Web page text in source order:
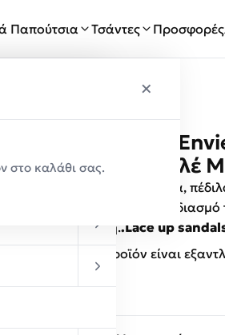
Παπούτσια Τσάντες Προσφορές
×
στο καλάθι σας.
Mairiboo by
19971-38 Μπλέ
Γυναικεία παπούτσια,
με σχεδιασμό
εφαρμογή..Lace up
Αυτό το προϊόν είναι